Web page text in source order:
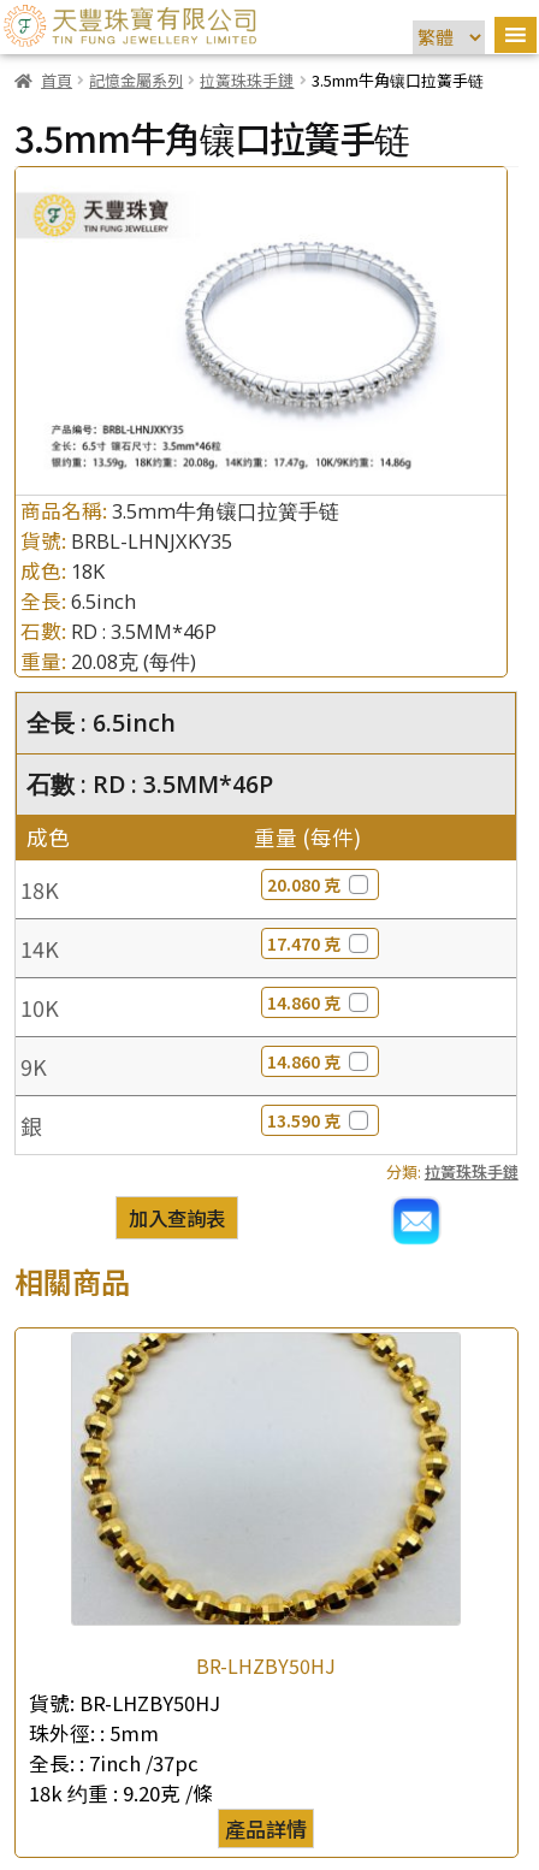
首頁 記憶金屬系列 拉簧珠珠手鏈 3.5mm牛角镶口拉簧手链
3.5mm牛角镶口拉簧手链
產品查詢
商品名稱: 3.5mm牛角镶口拉簧手链
貨號: BRBL-LHNJXKY35
成色: 18K
全長: 6.5inch
石數: RD : 3.5MM*46P
重量: 20.08克(每件)
全長 : 6.5inch
石數 : RD : 3.5MM*46P
成色 重量 (每件)
18K 20.080 克
14K 17.470 克
10K 14.860 克
9K 14.860 克
銀 13.590 克
分類: 拉簧珠珠手鏈
加入查詢表
相關商品
BR-LHZBY50HJ
貨號: BR-LHZBY50HJ
珠外徑: : 5mm
全長: : 7inch /37pc
18k 约重 : 9.20克 /條
產品詳情